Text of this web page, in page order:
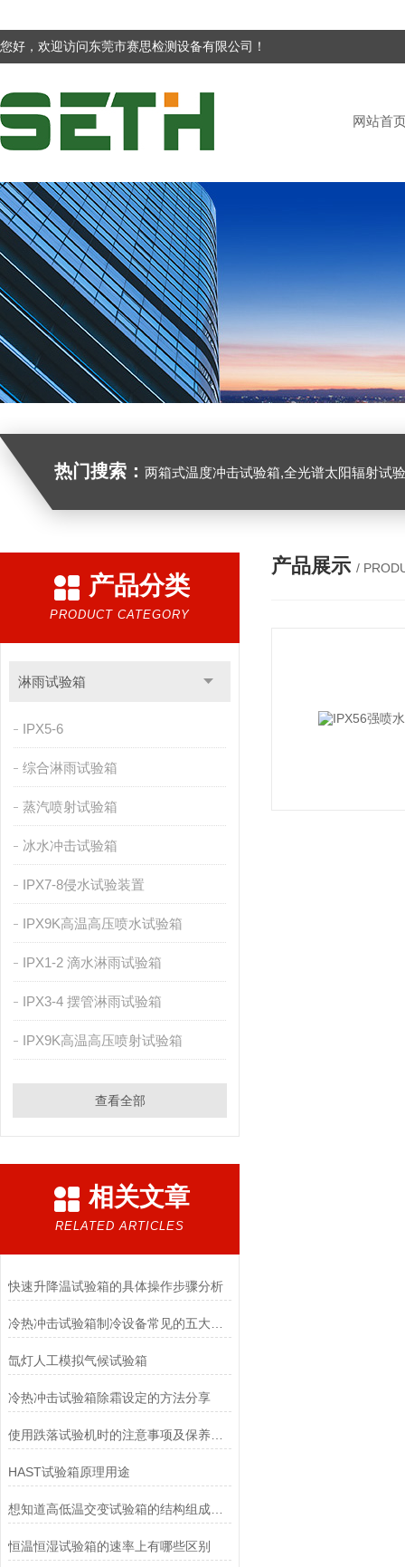
您好，欢迎访问东莞市赛思检测设备有限公司！
网站首
热门搜索： 两箱式温度冲击试验箱,全光谱太阳辐射试
产品分类
PRODUCT CATEGORY
淋雨试验箱
IPX5-6
综合淋雨试验箱
蒸汽喷射试验箱
冰水冲击试验箱
IPX7-8侵水试验装置
IPX9K高温高压喷水试验箱
IPX1-2 滴水淋雨试验箱
IPX3-4 摆管淋雨试验箱
IPX9K高温高压喷射试验箱
查看全部
相关文章
RELATED ARTICLES
快速升降温试验箱的具体操作步骤分析
氙灯人工模拟气候试验箱
冷热冲击试验箱除霜设定的方法分享
使用跌落试验机时的注意事项及保养方法看完便知
HAST试验箱原理用途
想知道高低温交变试验箱的结构组成就看看这些吧
恒温恒湿试验箱的速率上有哪些区别
产品展示 /